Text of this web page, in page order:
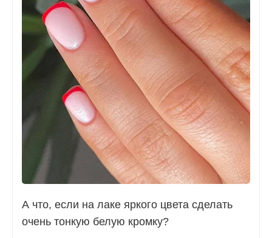
А что, если на лаке яркого цвета сделать
очень тонкую белую кромку?